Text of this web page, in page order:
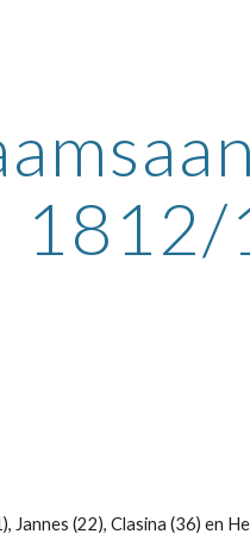
1812/
Jannes (22), Clasina (36) en